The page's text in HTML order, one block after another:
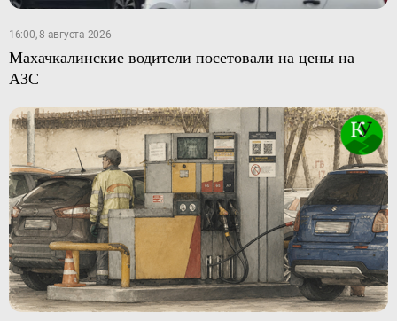
16:00, 8 августа 2026
Махачкалинские водители посетовали на цены на
АЗС